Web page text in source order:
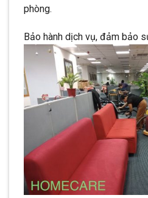
phòng.
Bảo hành dịch vụ, đảm bảo